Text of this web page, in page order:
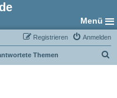
Menü
Anmelden
Registrieren
Themen